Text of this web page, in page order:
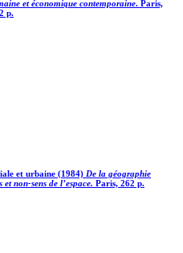
et économique contemporaine. Paris,
p.
et urbaine (1984) De la géographie
non-sens de l’espace. Paris, 262 p.